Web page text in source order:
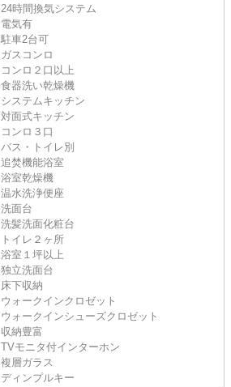
24時間換気システム
電気有
駐車2台可
ガスコンロ
コンロ２口以上
食器洗い乾燥機
システムキッチン
対面式キッチン
コンロ３口
バス・トイレ別
追焚機能浴室
浴室乾燥機
温水洗浄便座
洗面台
洗髪洗面化粧台
トイレ２ヶ所
浴室１坪以上
独立洗面台
床下収納
ウォークインクロゼット
ウォークインシューズクロゼット
収納豊富
TVモニタ付インターホン
複層ガラス
ディンプルキー